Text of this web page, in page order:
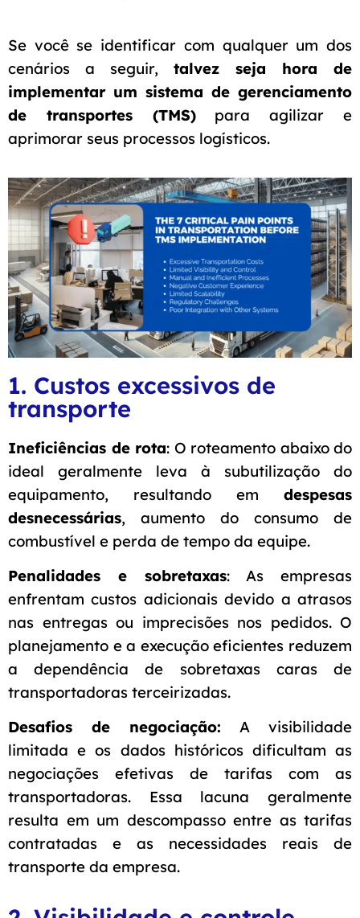
Se você se identificar com qualquer um dos
cenários a seguir, talvez seja hora de
implementar um sistema de gerenciamento
de transportes (TMS)para agilizar e
aprimorar seus processos logísticos.
1. Custos excessivos de
transporte
Ineficiências de rota: O roteamento abaixo do
ideal geralmente leva à subutilização do
equipamento, resultando em despesas
desnecessárias, aumento do consumo de
combustível e perda de tempo da equipe.
Penalidades e sobretaxas: As empresas
enfrentam custos adicionais devido a atrasos
nas entregas ou imprecisões nos pedidos. O
planejamento e a execução eficientes reduzem
a dependência de sobretaxas caras de
transportadoras terceirizadas.
Desafios de negociação: A visibilidade
limitada e os dados históricos dificultam as
negociações efetivas de tarifas com as
transportadoras. Essa lacuna geralmente
resulta em um descompasso entre as tarifas
contratadas e as necessidades reais de
transporte da empresa.